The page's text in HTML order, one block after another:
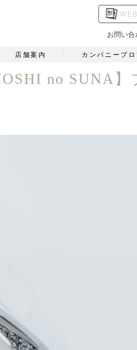
お問い
店舗案内 カンパニープ
no SUNA】